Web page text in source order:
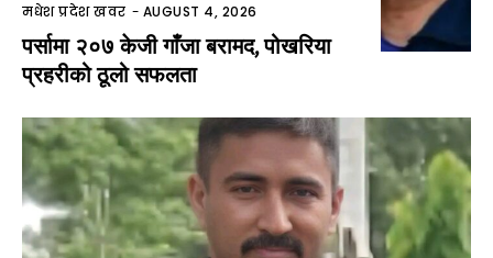
मधेश प्रदेश खवर - AUGUST 4, 2026
पर्सामा २०७ केजी गाँजा बरामद, पोखरिया
प्रहरीको ठूलो सफलता